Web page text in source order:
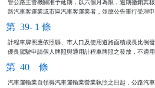
管公路主管機關准予延期，以六個月為限，逾期撤銷其
路汽車客運業或市區汽車客運業者，並應公告重行受理申
第 39- 1 條
計程車牌照應依照縣、市人口及使用道路面積成長比例發
優良駕駛申請個人牌照與通用計程車牌照之發放，不適用
第 40 條
汽車運輸業自領得汽車運輸業營業執照之日起，公路汽